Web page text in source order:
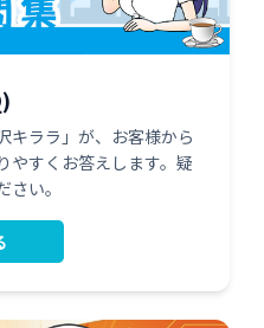
キララ」が、お客様から
やすくお答えします。疑
い。